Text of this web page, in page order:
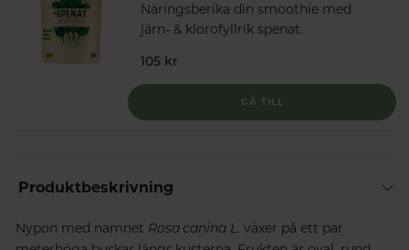
Näringsberika din smoothie med
järn- & klorofyllrik spenat.
105 kr
GÅ TILL
Produktbeskrivning
Nypon med namnet Rosa canina L. växer på ett par